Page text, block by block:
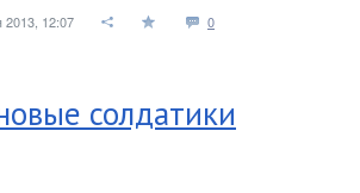
2013, 12:07 0
солдатики